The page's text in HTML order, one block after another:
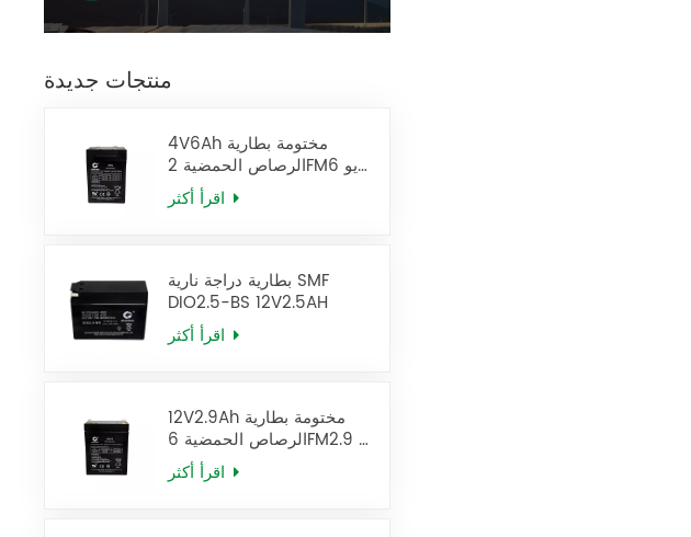
منتجات جديدة
4V6Ah مختومة بطارية
الرصاص الحمضية 2FM6 يو
بي إس البطارية
بطارية دراجة نارية SMF
DIO2.5-BS 12V2.5AH
12V2.9Ah مختومة بطارية
الرصاص الحمضية 6FM2.9 يو
بي إس البطارية